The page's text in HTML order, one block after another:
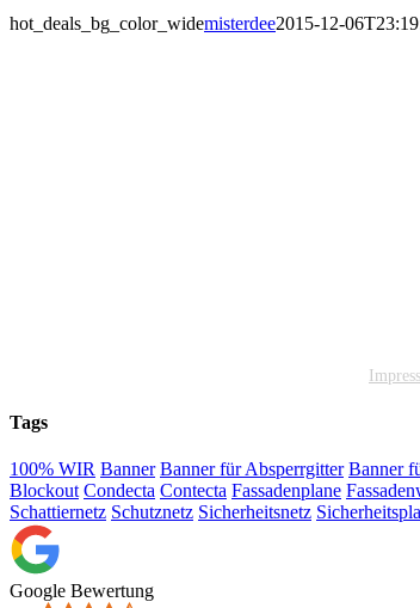
hot_deals_bg_color_widemisterdee2015-12-
Tags
100% WIR Banner Banner für Absperrgitter Banner
Blockout Condecta Contecta Fassadenplane
Schattiernetz Schutznetz Sicherheitsnetz
Google Bewertung